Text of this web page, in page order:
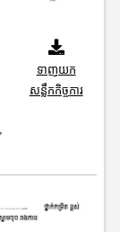
ទាញយក
សន្លឹកកិច្ចការ